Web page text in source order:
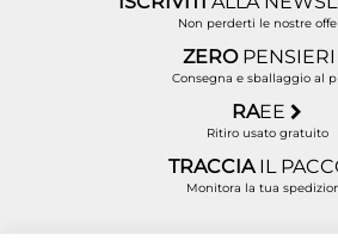
Non perderti le nostre
ZERO PENSIERI
Consegna e sballaggio al
RAEE
Ritiro usato gratuito
TRACCIA IL
Monitora la tua